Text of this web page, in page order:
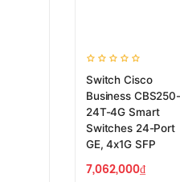
Switch Cisco
Business CBS250-
24T-4G Smart
Switches 24-Port
GE, 4x1G SFP
7,062,000₫